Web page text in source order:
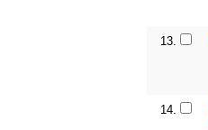
13.
14.